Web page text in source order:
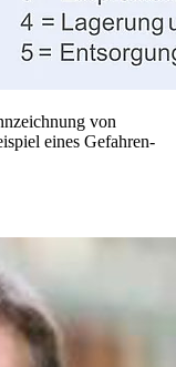
von
eines Gefahren-